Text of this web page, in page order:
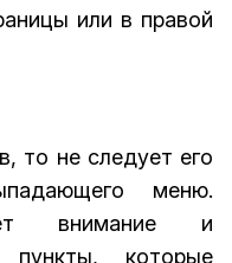
или в правой
то не следует его
меню.
внимание и
которые